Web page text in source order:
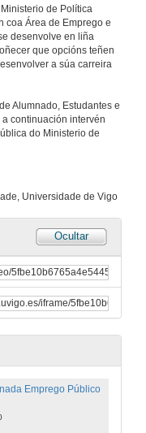
de Política
coa Área de Emprego e
desenvolve en liña
que opcións teñen
a súa carreira
Alumnado, Estudantes e
continuación intervén
do Ministerio de
Universidade de Vigo
Ocultar
Emprego Público